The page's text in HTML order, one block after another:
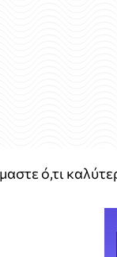
ό,τι